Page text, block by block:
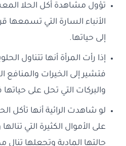
تؤول مشاهدة أكل الحلا
الأنباء السارة التي تسمعها
إلى حياتها.
إذا رأت المرأة أنها تتناول
فتشير إلى الخيرات والمنافع
والبركات التي تحل على
لو شاهدت الرائية أنها تأكل
على الأموال الكثيرة التي
حالتها المادية وتجعلها